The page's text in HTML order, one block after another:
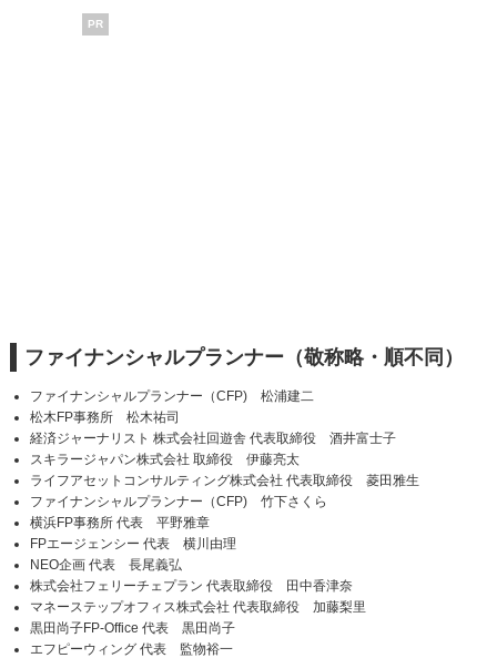
PR
ファイナンシャルプランナー（敬称略・順不同）
ファイナンシャルプランナー（CFP) 松浦建二
松木FP事務所 松木祐司
経済ジャーナリスト 株式会社回遊舎 代表取締役 酒井富士子
スキラージャパン株式会社 取締役 伊藤亮太
ライフアセットコンサルティング株式会社 代表取締役 菱田雅生
ファイナンシャルプランナー（CFP) 竹下さくら
横浜FP事務所 代表 平野雅章
FPエージェンシー 代表 横川由理
NEO企画 代表 長尾義弘
株式会社フェリーチェプラン 代表取締役 田中香津奈
マネーステップオフィス株式会社 代表取締役 加藤梨里
黒田尚子FP-Office 代表 黒田尚子
エフピーウィング 代表 監物裕一